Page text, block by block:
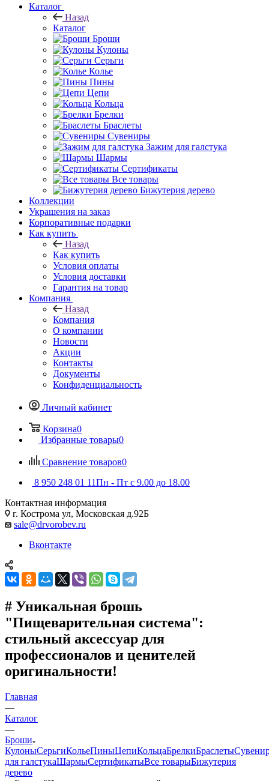
Каталог
Назад
Каталог
Броши
Кулоны
Серьги
Колье
Пины
Цепи
Кольца
Брелки
Браслеты
Сувениры
Зажим для галстука
Шармы
Сертификаты
Все товары
Бижутерия дерево
Коллекции
Украшения на заказ
Корпоративные подарки
Как купить
Назад
Как купить
Условия оплаты
Условия доставки
Гарантия на товар
Компания
Назад
Компания
О компании
Новости
Акции
Контакты
Документы
Конфиденциальность
Личный кабинет
Корзина0
Избранные товары0
Сравнение товаров0
8 950 248 01 11Пн - Пт с 9.00 до 18.00
Контактная информация
г. Кострома ул, Московская д.92Б
sale@drvorobev.ru
Вконтакте
# Уникальная брошь
"Пищеварительная система":
стильный аксессуар для
профессионалов и ценителей
оригинальности!
Главная
—
Каталог
—
Броши
КулоныСерьгиКольеПиныЦепиКольцаБрелкиБраслеты
для галстукаШармыСертификатыВсе товарыБижутерия
дерево